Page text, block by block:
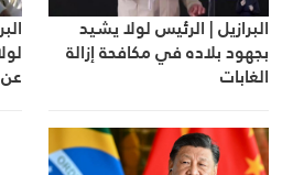
البرازيل | الرئيس لولا يشيد
بجهود بلاده في مكافحة إزالة
الغابات